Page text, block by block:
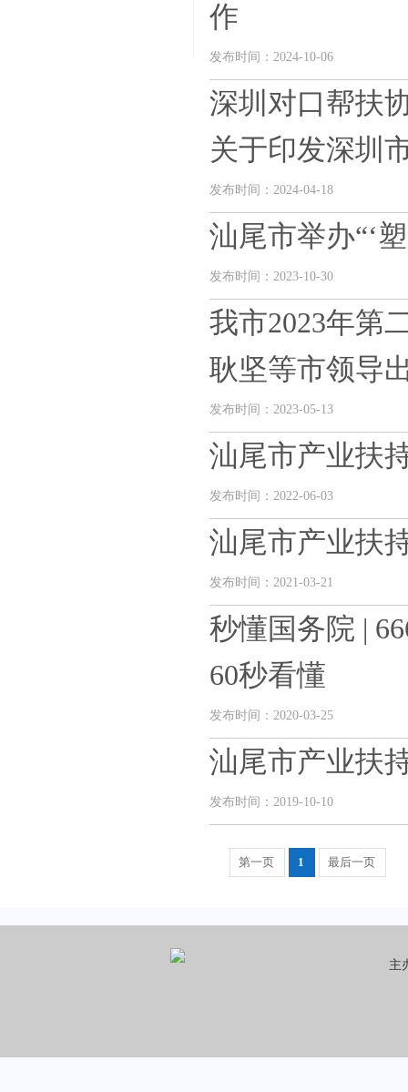
作
发布时间：2024-10-06
深圳对口帮扶
关于印发深圳
发布时间：2024-04-18
汕尾市举办“‘
发布时间：2023-10-30
我市2023年第
耿坚等市领导
发布时间：2023-05-13
汕尾市产业扶
发布时间：2022-06-03
汕尾市产业扶
发布时间：2021-03-21
秒懂国务院 |
60秒看懂
发布时间：2020-03-25
汕尾市产业扶
发布时间：2019-10-10
第一页 1 最后一页
主